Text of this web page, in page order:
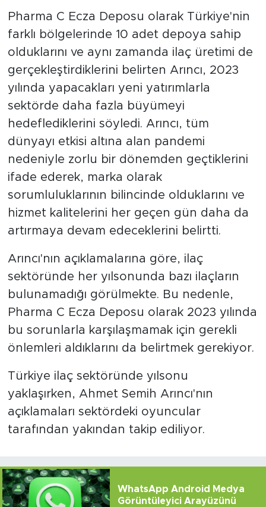
Pharma C Ecza Deposu olarak Türkiye'nin
farklı bölgelerinde 10 adet depoya sahip
olduklarını ve aynı zamanda ilaç üretimi de
gerçekleştirdiklerini belirten Arıncı, 2023
yılında yapacakları yeni yatırımlarla
sektörde daha fazla büyümeyi
hedeflediklerini söyledi. Arıncı, tüm
dünyayı etkisi altına alan pandemi
nedeniyle zorlu bir dönemden geçtiklerini
ifade ederek, marka olarak
sorumluluklarının bilincinde olduklarını ve
hizmet kalitelerini her geçen gün daha da
artırmaya devam edeceklerini belirtti.
Arıncı'nın açıklamalarına göre, ilaç
sektöründe her yılsonunda bazı ilaçların
bulunamadığı görülmekte. Bu nedenle,
Pharma C Ecza Deposu olarak 2023 yılında
bu sorunlarla karşılaşmamak için gerekli
önlemleri aldıklarını da belirtmek gerekiyor.
Türkiye ilaç sektöründe yılsonu
yaklaşırken, Ahmet Semih Arıncı'nın
açıklamaları sektördeki oyuncular
tarafından yakından takip ediliyor.
WhatsApp Android Medya
Görüntüleyici Arayüzünü